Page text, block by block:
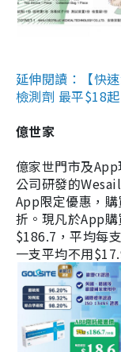
延伸閱讀：【快
檢測劑 最平$18
億世家
億家世門市及
公司研發的
App限定優惠，
折。現凡於App
$186.7，平均每
一支平均不用